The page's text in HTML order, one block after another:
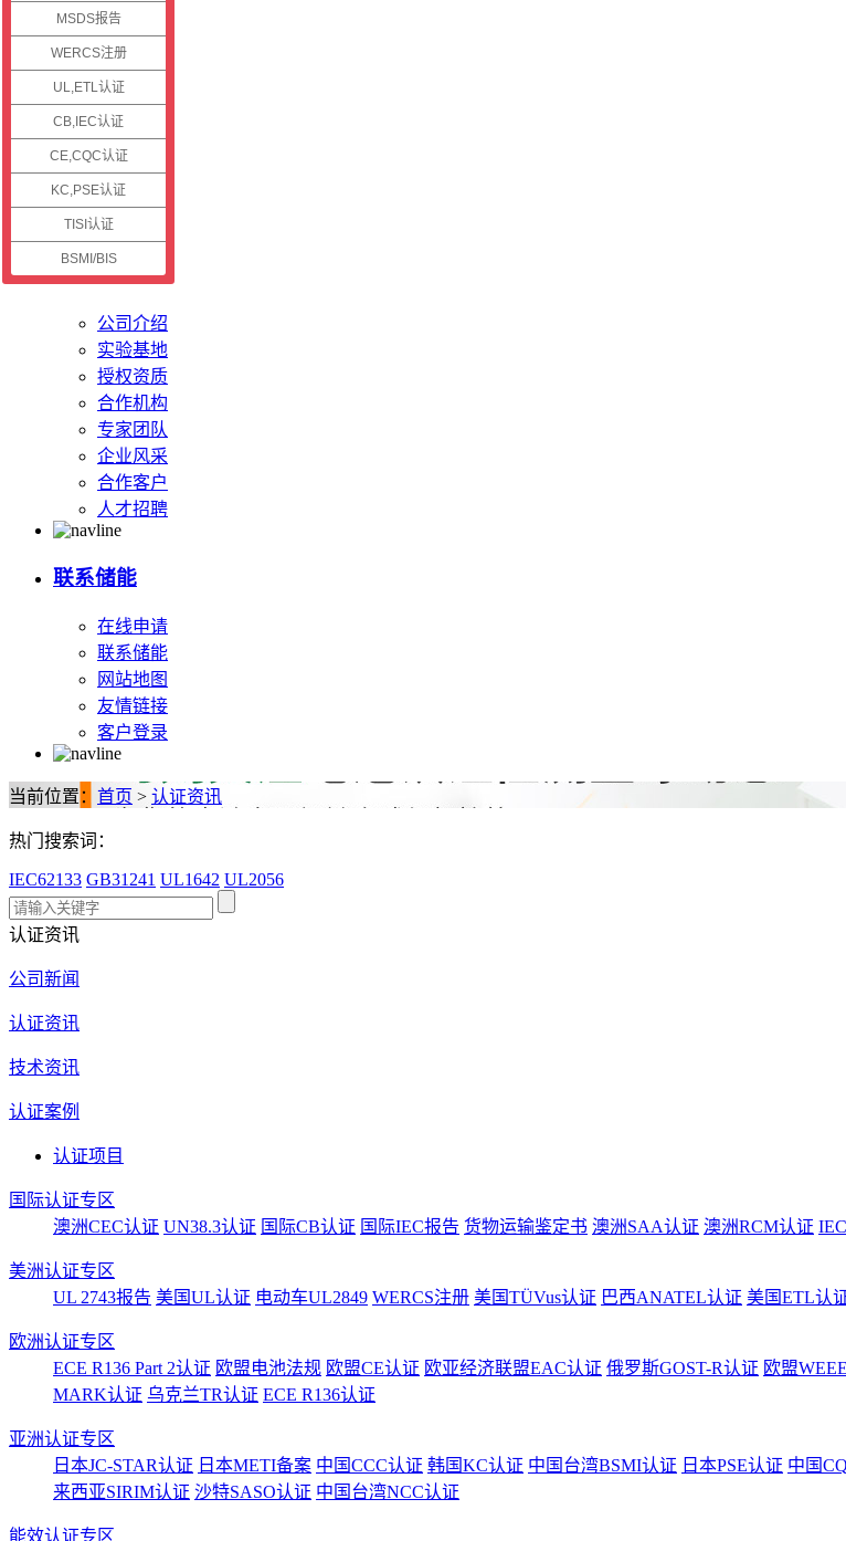
报告查询
认证资讯
公司新闻
认证资讯
技术资讯
认证案例
关于储能
公司介绍
实验基地
授权资质
合作机构
专家团队
企业风采
合作客户
人才招聘
联系储能
在线申请
联系储能
网站地图
友情链接
客户登录
当前位置： 首页 > 认证资讯
热门搜索词：
IEC62133 GB31241 UL1642 UL2056
认证资讯
公司新闻
认证资讯
技术资讯
认证案例
认证项目
国际认证专区
澳洲CEC认证 UN38.3认证 国际CB认证 国际IEC报告 货物运输鉴定书 澳洲SAA认证 澳洲RCM认证
美洲认证专区
UL 2743报告 美国UL认证 电动车UL2849 WERCS注册 美国TÜVus认证 巴西ANATEL认证 美国ETL认
欧洲认证专区
ECE R136 Part 2认证 欧盟电池法规 欧盟CE认证 欧亚经济联盟EAC认证 俄罗斯GOST-R认证 欧盟
MARK认证 乌克兰TR认证 ECE R136认证
亚洲认证专区
日本JC-STAR认证 日本METI备案 中国CCC认证 韩国KC认证 中国台湾BSMI认证 日本PSE认证 中国
来西亚SIRIM认证 沙特SASO认证 中国台湾NCC认证
能效认证专区
MSDS报告
WERCS注册
UL,ETL认证
CB,IEC认证
CE,CQC认证
KC,PSE认证
TISI认证
BSMI/BIS